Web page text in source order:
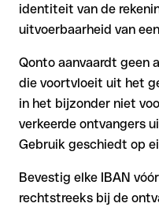
identiteit van de
uitvoerbaarheid van
Qonto aanvaardt geen
die voortvloeit uit het
in het bijzonder niet
verkeerde ontvangers
Gebruik geschiedt op
Bevestig elke IBAN
rechtstreeks bij de